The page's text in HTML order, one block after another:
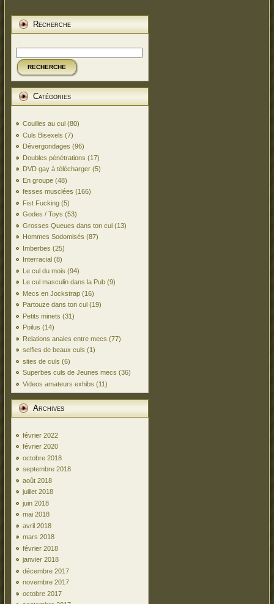
Recherche
RECHERCHE
Catégories
Couilles au cul (80)
Culs Bisexels (7)
Dévergondages (96)
Doubles pénétrations (17)
DVD gay à télécharger (5)
En groupe (48)
fesses musclées (166)
Fist Fucking (5)
Godes / Toys (53)
Grosses Queues dans ton cul (13)
Hommes Sodomisés (87)
Imberbes (25)
Interracial (8)
Le cul du mois (94)
Le cul masculin dans la Pub (9)
Mecs en Jockstrap (16)
Partouze dans ton cul (19)
Petits minets (31)
Poilus (14)
Relations anales entre mecs (77)
selfies de beaux culs (1)
sites de culs (6)
Superbes culs de Jeunes mecs (36)
Videos amateurs exhibs (11)
Archives
février 2022
février 2020
octobre 2018
septembre 2018
août 2018
juillet 2018
juin 2018
mai 2018
avril 2018
mars 2018
février 2018
janvier 2018
décembre 2017
novembre 2017
octobre 2017